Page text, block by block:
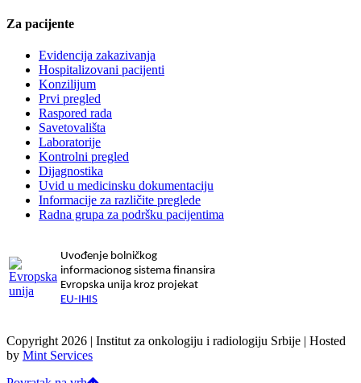
Za pacijente
Evidencija zakazivanja
Hospitalizovani pacijenti
Konzilijum
Prvi pregled
Raspored rada
Savetovališta
Laboratorije
Kontrolni pregled
Dijagnostika
Uvid u medicinsku dokumentaciju
Informacije za različite preglede
Radna grupa za podršku pacijentima
Uvođenje bolničkog
informacionog sistema finansira
Evropska unija kroz projekat
EU-IHIS
Copyright 2026 | Institut za onkologiju i radiologiju Srbije | Hosted
by Mint Services